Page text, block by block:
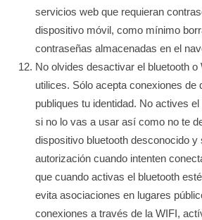
servicios web que requieran
dispositivo móvil, como mínimo
contraseñas almacenadas en el
No olvides desactivar el bluetooth o
utilices. Sólo acepta conexiones de
publiques tu identidad. No actives
si no lo vas a usar así como no te
dispositivo bluetooth desconocido y
autorización cuando intenten
que cuando activas el bluetooth
evita asociaciones en lugares
conexiones a través de la WIFI,